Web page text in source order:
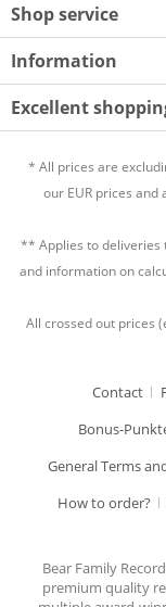
Shop service
Information
Excellent
* All prices are
our EUR prices
** Applies to deliveries
and information on
All crossed out prices
Contact
Bonus-
General Terms
How to order?
Bear Family
premium quality